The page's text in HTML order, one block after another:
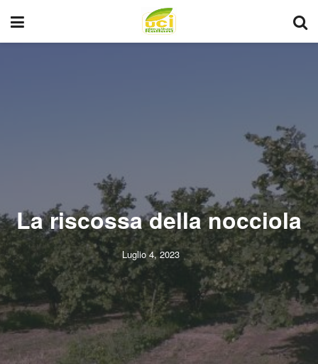
La riscossa della nocciola
Luglio 4, 2023